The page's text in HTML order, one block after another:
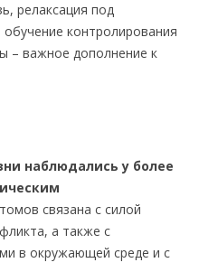
релаксация под
контролирования
– важное дополнение к
наблюдались у более
связана с силой
а также с
в окружающей среде и с